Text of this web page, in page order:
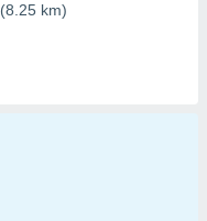
(8.25 km)